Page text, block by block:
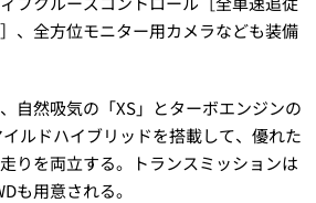
、全方位モニター用カメラなども装備
自然吸気の「XS」とターボエンジンの
イルドハイブリッドを搭載して、優れた
りを両立する。トランスミッションは
も用意される。